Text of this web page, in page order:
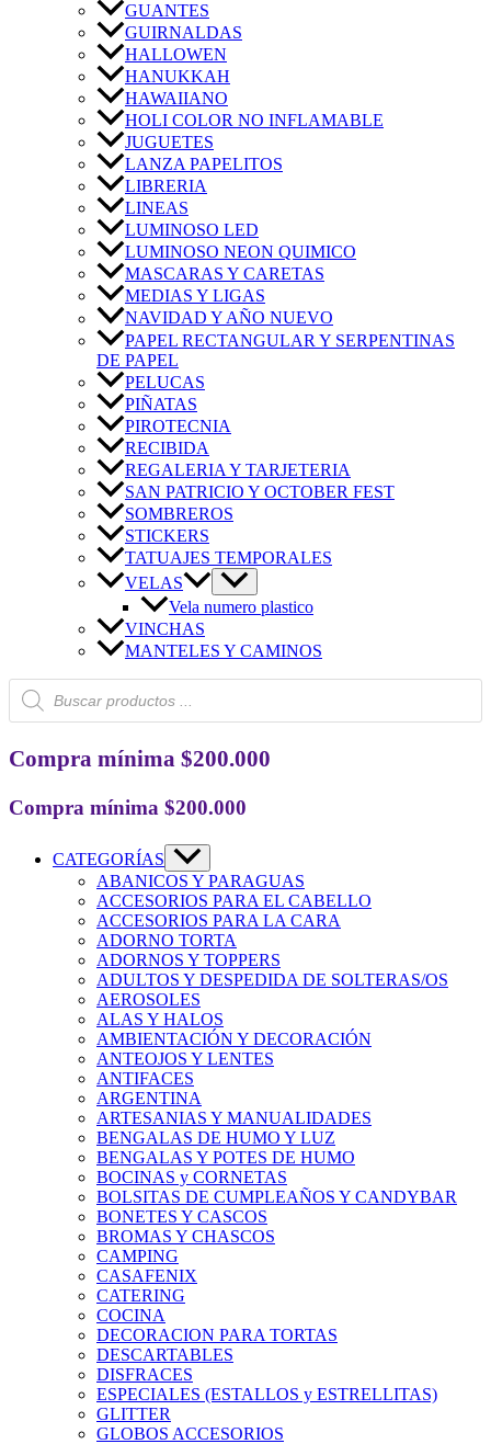
GUANTES
GUIRNALDAS
HALLOWEN
HANUKKAH
HAWAIIANO
HOLI COLOR NO INFLAMABLE
JUGUETES
LANZA PAPELITOS
LIBRERIA
LINEAS
LUMINOSO LED
LUMINOSO NEON QUIMICO
MASCARAS Y CARETAS
MEDIAS Y LIGAS
NAVIDAD Y AÑO NUEVO
PAPEL RECTANGULAR Y SERPENTINAS
DE PAPEL
PELUCAS
PIÑATAS
PIROTECNIA
RECIBIDA
REGALERIA Y TARJETERIA
SAN PATRICIO Y OCTOBER FEST
SOMBREROS
STICKERS
TATUAJES TEMPORALES
VELAS
Vela numero plastico
VINCHAS
MANTELES Y CAMINOS
Búsqueda
de
productos
Compra mínima $200.000
Compra mínima $200.000
CATEGORÍAS
ABANICOS Y PARAGUAS
ACCESORIOS PARA EL CABELLO
ACCESORIOS PARA LA CARA
ADORNO TORTA
ADORNOS Y TOPPERS
ADULTOS Y DESPEDIDA DE SOLTERAS/OS
AEROSOLES
ALAS Y HALOS
AMBIENTACIÓN Y DECORACIÓN
ANTEOJOS Y LENTES
ANTIFACES
ARGENTINA
ARTESANIAS Y MANUALIDADES
BENGALAS DE HUMO Y LUZ
BENGALAS Y POTES DE HUMO
BOCINAS y CORNETAS
BOLSITAS DE CUMPLEAÑOS Y CANDYBAR
BONETES Y CASCOS
BROMAS Y CHASCOS
CAMPING
CASAFENIX
CATERING
COCINA
DECORACION PARA TORTAS
DESCARTABLES
DISFRACES
ESPECIALES (ESTALLOS y ESTRELLITAS)
GLITTER
GLOBOS ACCESORIOS